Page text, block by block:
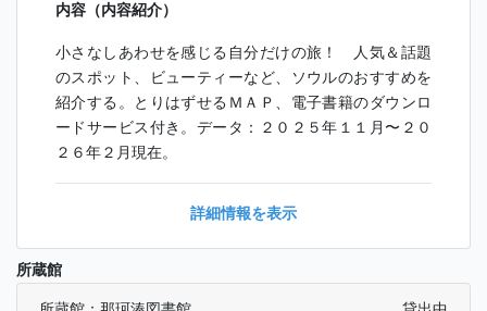
内容（内容紹介）
小さなしあわせを感じる自分だけの旅！ 人気＆話題
のスポット、ビューティーなど、ソウルのおすすめを
紹介する。とりはずせるＭＡＰ、電子書籍のダウンロ
ードサービス付き。データ：２０２５年１１月〜２０
２６年２月現在。
詳細情報を表示
所蔵館